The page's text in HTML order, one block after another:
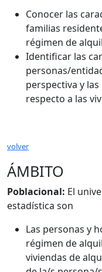
Conocer las
familias
régimen de
Identificar las
personas/
perspectiva y
respecto a las
volver
ÁMBITO
Poblacional: El
estadística son
Las personas y
régimen de
viviendas de